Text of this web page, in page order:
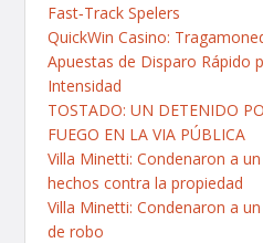
Fast‑Track Spelers
QuickWin Casino:
Apuestas de Disparo Rápido
Intensidad
TOSTADO: UN DETENIDO
FUEGO EN LA VIA PÚBLICA
Villa Minetti: Condenaron a
hechos contra la propiedad
Villa Minetti: Condenaron a
de robo